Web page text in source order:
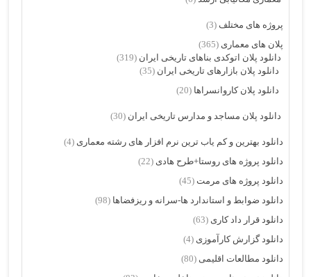
پروژه های مختلف (3)
پلان های معماری (365)
دانلود پلان اتوکدی بناهای تاریخی ایران (319)
دانلود پلان بازارهای تاریخی ایران (35)
دانلود پلان کاروانسراها (20)
دانلود پلان مساجد و مدارس تاریخی ایران (30)
دانلود بهترین و کم یاب ترین نرم افزار های رشته معماری (4)
دانلود پروژه های روستا+طرح هادی (22)
دانلود پروژه های مرمت (45)
دانلود ضوابط و استاندارد ها-سرانه و ریزفضاها (98)
دانلود قرار داد کاری (63)
دانلود گزارش کارآموزی (4)
دانلود مطالعات اقلیمی (80)